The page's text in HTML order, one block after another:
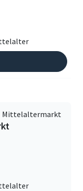
Mittelaltermarkt